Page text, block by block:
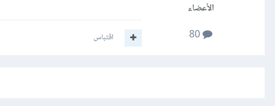
الأعضاء
اقتباس